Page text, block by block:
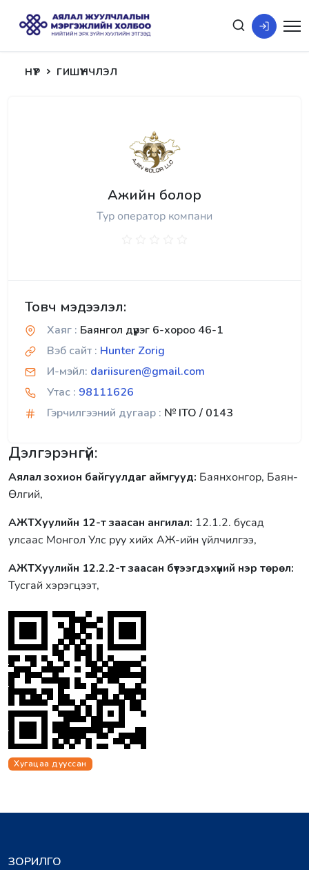
НҮҮР ГИШҮҮНЧЛЭЛ
Ажийн болор
Тур оператор компани
Товч мэдээлэл:
Хаяг : Баянгол дүүрэг 6-хороо 46-1
Вэб сайт : Hunter Zorig
И-мэйл: dariisuren@gmail.com
Утас : 98111626
Гэрчилгээний дугаар : № ITO / 0143
Дэлгэрэнгүй:
Аялал зохион байгуулдаг аймгууд: Баянхонгор, Баян-
Өлгий,
АЖТХуулийн 12-т заасан ангилал: 12.1.2. бусад
улсаас Монгол Улс руу хийх АЖ-ийн үйлчилгээ,
АЖТХуулийн 12.2.2-т заасан бүтээгдэхүүний нэр төрөл:
Тусгай хэрэгцээт,
Хугацаа дууссан
ЗОРИЛГО